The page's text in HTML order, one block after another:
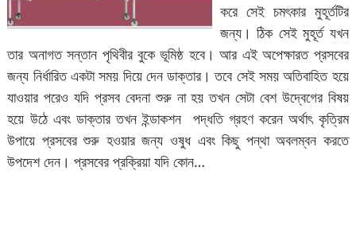
করে সেই চমৎকার মুহূর্তটির
জন্য। ঠিক সেই মুহূর্ত যখন
তার অনাগত সন্তান পৃথিবীর বুকে ভূমিষ্ঠ হবে। আর এই অপেক্ষারত প্রসবের
জন্য নির্ধারিত একটা সময় দিয়ে দেন ডাক্তার। তবে সেই সময় অতিবাহিত হয়ে
যাওয়ার পরেও যদি প্রসব বেদনা শুরু না হয় তখন সেটা বেশ উদ্বেগের বিষয়
হয়ে উঠে এবং ডাক্তার তখন ইন্ডাকশন পদ্ধতি গ্রহণ করেন অর্থাৎ কৃত্রিম
উপায়ে প্রসবের শুরু হওয়ার জন্য ওষুধ এবং কিছু পন্থা অবলম্বন করতে
উপদেশ দেন। প্রসবের প্রক্রিয়া যদি কোন…